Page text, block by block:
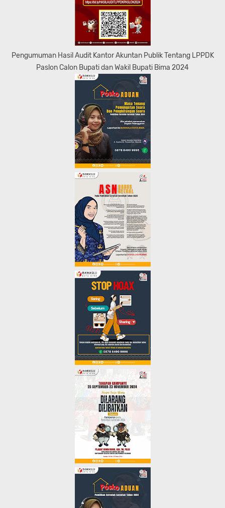
Pengumuman Hasil Audit Kantor Akuntan Publik Tentang LPPDK
Paslon Calon Bupati dan Wakil Bupati Bima 2024